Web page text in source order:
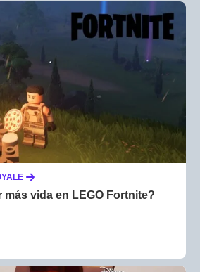
vida en LEGO Fortnite?